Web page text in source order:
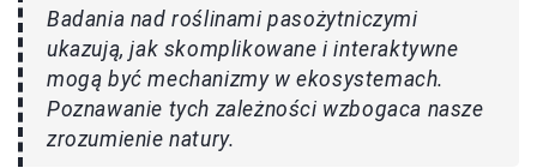
Badania nad roślinami pasożytniczymi
ukazują, jak skomplikowane i interaktywne
mogą być mechanizmy w ekosystemach.
Poznawanie tych zależności wzbogaca nasze
zrozumienie natury.